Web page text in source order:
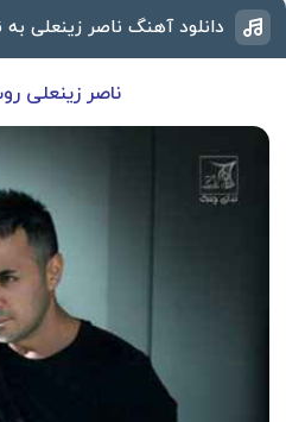
دانلود آهنگ ناصر زینعلی
ناصر زینعلی